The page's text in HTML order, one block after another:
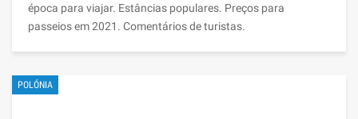
época para viajar. Estâncias populares. Preços para
passeios em 2021. Comentários de turistas.
POLÓNIA